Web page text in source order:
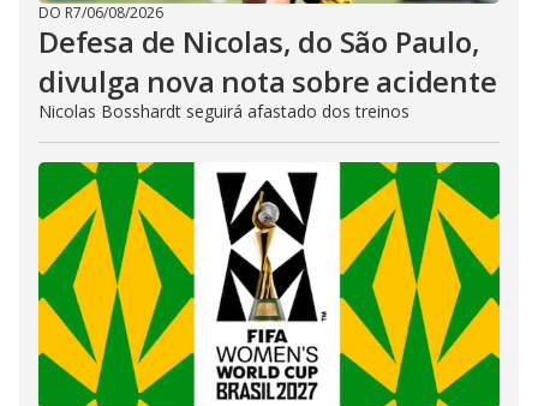
DO R7/06/08/2026
Defesa de Nicolas, do São Paulo,
divulga nova nota sobre acidente
Nicolas Bosshardt seguirá afastado dos treinos